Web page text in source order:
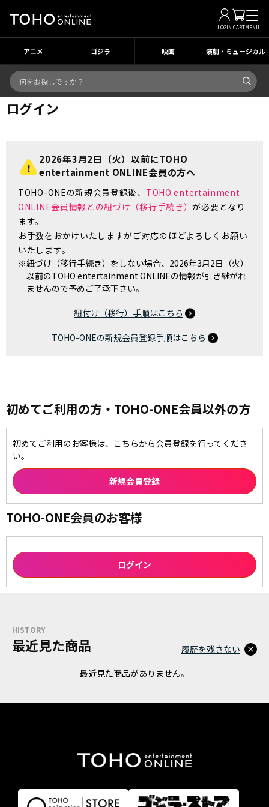
LOGIN CARTMENU
アニメ ゴジラ 映画 演劇・ミュージカル
ログイン
2026年3月2日（火）以前にTOHO
entertainment ONLINE会員の方へ
TOHO-ONEの新規会員登録後、 TOHO entertainment
ONLINE会員情報との紐づけ（移行手続き）が必要となり
ます。
お手数をおかけいたしますがご対応のほどよろしくお願い
いたします。
※紐づけ（移行手続き）をしない場合、2026年3月2日（火）
以前のTOHO entertainment ONLINEの情報が引き継がれ
ませんので予めご了承下さい。
紐付け（移行）手順はこちら
TOHO-ONEの新規会員登録手順はこちら
初めてご利用の方・TOHO-ONE会員以外の方
初めてご利用のお客様は、こちらから会員登録を行ってくださ
い。
TOHO-ONE会員のお客様
HISTORY
最近見た商品
最近見た商品がありません。
履歴を残さない